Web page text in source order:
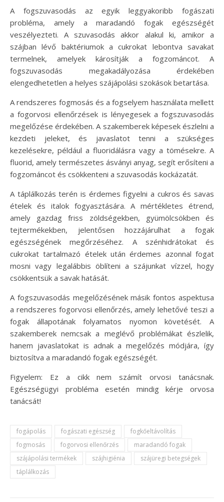
A fogszuvasodás az egyik leggyakoribb fogászati
probléma, amely a maradandó fogak egészségét
veszélyezteti. A szuvasodás akkor alakul ki, amikor a
szájban lévő baktériumok a cukrokat lebontva savakat
termelnek, amelyek károsítják a fogzománcot. A
fogszuvasodás megakadályozása érdekében
elengedhetetlen a helyes szájápolási szokások betartása.
A rendszeres fogmosás és a fogselyem használata mellett
a fogorvosi ellenőrzések is lényegesek a fogszuvasodás
megelőzése érdekében. A szakemberek képesek észlelni a
kezdeti jeleket, és javaslatot tenni a szükséges
kezelésekre, például a fluoridálásra vagy a tömésekre. A
fluorid, amely természetes ásványi anyag, segít erősíteni a
fogzománcot és csökkenteni a szuvasodás kockázatát.
A táplálkozás terén is érdemes figyelni a cukros és savas
ételek és italok fogyasztására. A mértékletes étrend,
amely gazdag friss zöldségekben, gyümölcsökben és
tejtermékekben, jelentősen hozzájárulhat a fogak
egészségének megőrzéséhez. A szénhidrátokat és
cukrokat tartalmazó ételek után érdemes azonnal fogat
mosni vagy legalábbis öblíteni a szájunkat vízzel, hogy
csökkentsük a savak hatását.
A fogszuvasodás megelőzésének másik fontos aspektusa
a rendszeres fogorvosi ellenőrzés, amely lehetővé teszi a
fogak állapotának folyamatos nyomon követését. A
szakemberek nemcsak a meglévő problémákat észlelik,
hanem javaslatokat is adnak a megelőzés módjára, így
biztosítva a maradandó fogak egészségét.
Figyelem: Ez a cikk nem számít orvosi tanácsnak.
Egészségügyi probléma esetén mindig kérje orvosa
tanácsát!
fogápolás fogászati egészség
fogkőeltávolítás
fogmosás
fogorvosi ellenőrzés
maradandó fogak
szájápolási termékek
szájhigiénia
szájüregi betegségek
táplálkozás